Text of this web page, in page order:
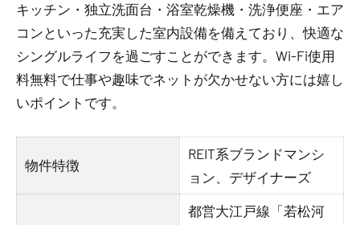
キッチン・独立洗面台・浴室乾燥機・洗浄便座・エア
コンといった充実した室内設備を備えており、快適な
シングルライフを過ごすことができます。Wi-Fi使用
料無料で仕事や趣味でネットが欠かせない方には嬉し
いポイントです。
物件特徴
REIT系ブランドマンシ
ョン、デザイナーズ
都営大江戸線「若松河